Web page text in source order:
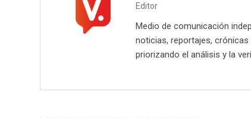
Editor
Medio de comunicación
noticias, reportajes,
priorizando el análisis y la